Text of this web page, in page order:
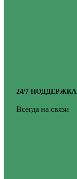
24/7 ПОДДЕРЖКА
Всегда на связи